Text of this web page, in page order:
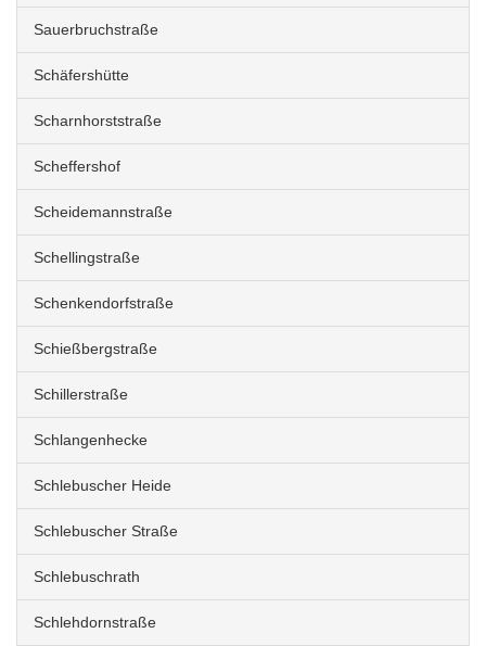
Sauerbruchstraße
Schäfershütte
Scharnhorststraße
Scheffershof
Scheidemannstraße
Schellingstraße
Schenkendorfstraße
Schießbergstraße
Schillerstraße
Schlangenhecke
Schlebuscher Heide
Schlebuscher Straße
Schlebuschrath
Schlehdornstraße